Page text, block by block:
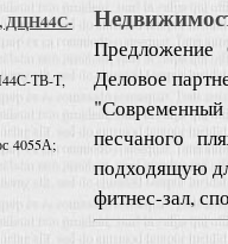
ДЦН44С-
ТВ-Т,
4055А;
Предложение
Деловое
песчаного
подходящую
фитнес-зал,